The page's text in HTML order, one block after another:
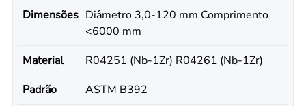
Dimensões Diâmetro 3,0-120 mm Comprimento
<6000 mm
Material
R04251 (Nb-1Zr) R04261 (Nb-1Zr)
Padrão
ASTM B392